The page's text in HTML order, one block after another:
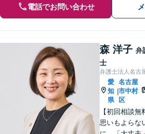
電話でお問い合わせ
森 洋子 弁
士
弁護士法人名古
愛
知
県
|
名古屋
市中村
区
【初回相談
思いもよらな